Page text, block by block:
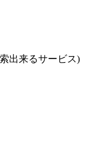
出来るサービス)